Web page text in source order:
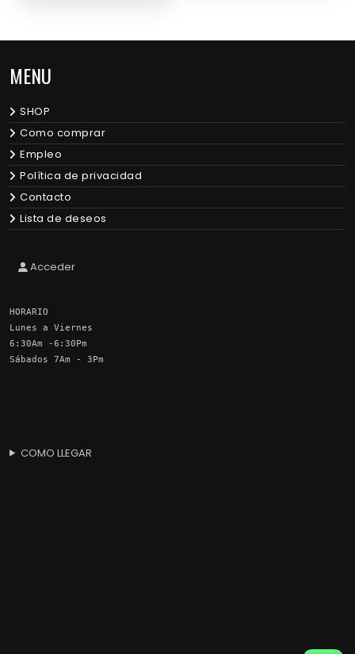
MENU
SHOP
Como comprar
Empleo
Política de privacidad
Contacto
Lista de deseos
Acceder
HORARIO
Lunes a Viernes
6:30Am -6:30Pm
Sábados 7Am - 3Pm
COMO LLEGAR